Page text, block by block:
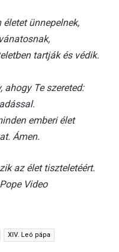
ünnepelnek,
tartják és védik.
ahogy Te szereted:
emberi élet
Ámen.
az élet tiszteletéért.
Video
XIV. Leó pápa